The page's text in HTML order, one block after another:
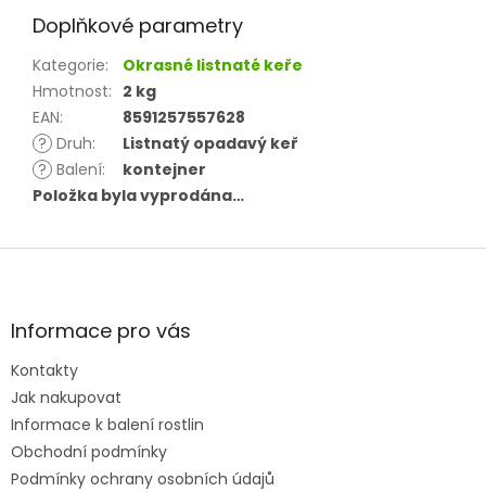
Doplňkové parametry
Kategorie:
Okrasné listnaté keře
Hmotnost: 2 kg
EAN:
8591257557628
? Druh:
Listnatý opadavý keř
? Balení:
kontejner
Položka byla vyprodána…
Z
aInformace pro vás
Kontakty
Jak nakupovat
Informace k balení rostlin
Obchodní podmínky
Podmínky ochrany osobních údajů